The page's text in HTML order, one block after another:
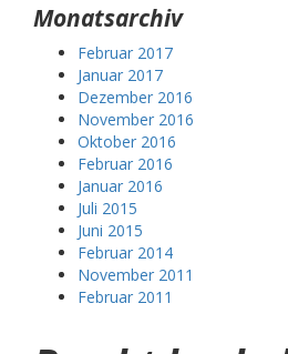
Monatsarchiv
Februar 2017
Januar 2017
Dezember 2016
November 2016
Oktober 2016
Februar 2016
Januar 2016
Juli 2015
Juni 2015
Februar 2014
November 2011
Februar 2011